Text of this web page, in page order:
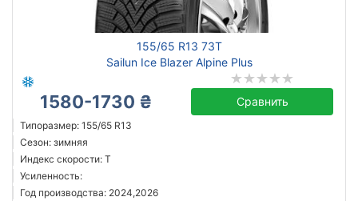
155/65 R13 73T
Sailun Ice Blazer Alpine Plus
1580-1730 ₴ Сравнить
Типоразмер: 155/65 R13
Сезон: зимняя
Индекс скорости: T
Усиленность:
Год производства: 2024,2026